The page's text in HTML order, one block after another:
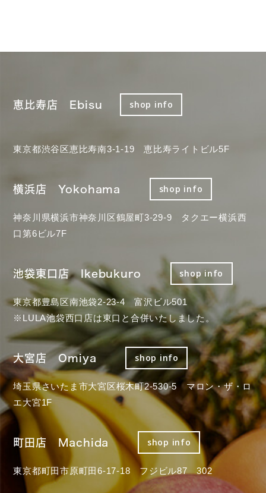
恵比寿店 Ebisu shop info
東京都渋谷区恵比寿南3-1-19 恵比寿ライトビル5F
横浜店 Yokohama shop info
神奈川県横浜市神奈川区鶴屋町3-29-9 タクエー横浜西
口第6ビル7F
池袋東口店 Ikebukuro shop info
東京都豊島区南池袋2-23-4 富沢ビル501
※LULA池袋西口店は東口と合併いたしました。
大宮店 Omiya shop info
埼玉県さいたま市大宮区桜木町2-530-5 マロン・ザ・ロ
エ大宮1F
町田店 Machida shop info
東京都町田市原町田6-17-18 フジビル87 302